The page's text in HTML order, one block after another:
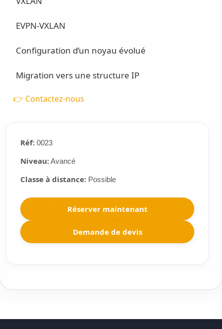
EVPN-VXLAN
Configuration d’un noyau évolué
Migration vers une structure IP
👉 Contactez-nous
Réf:0023
Niveau:Avancé
Classe à distance:Possible
Réserver maintenant
Demande de devis